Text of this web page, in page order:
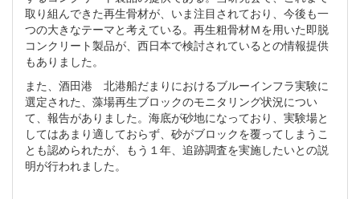
取り組んできた再生骨材が、いま注目されており、今後も一
つの大きなテーマと考えている。再生粗骨材Ｍを用いた即脱
コンクリート製品が、西日本で検討されているとの情報提供
もありました。
また、酒田港 北港船だまりにおけるブルーインフラ実験に
選定された、藻場再生ブロックのモニタリング状況につい
て、報告がありました。海底が砂地になっており、実験場と
してはあまり適しておらず、砂がブロックを覆ってしまうこ
とも認められたが、もう１年、追跡調査を実施したいとの説
明が行われました。